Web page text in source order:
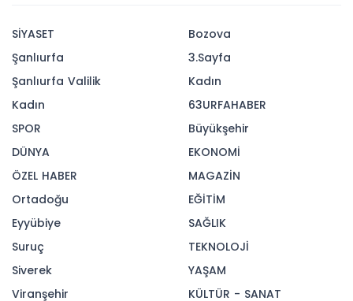
Hukuk Politikaları Kurulu Başkanvekili Mehmet
Uçum ve kurul üyeleriyle Çankaya Köşkü’nde bir
araya gelerek hukuk ve güvenlik politikalarına
ilişkin değerlendirme yaptı.
152OKUNMA
Güncelleme : 03-06-2026 20:41